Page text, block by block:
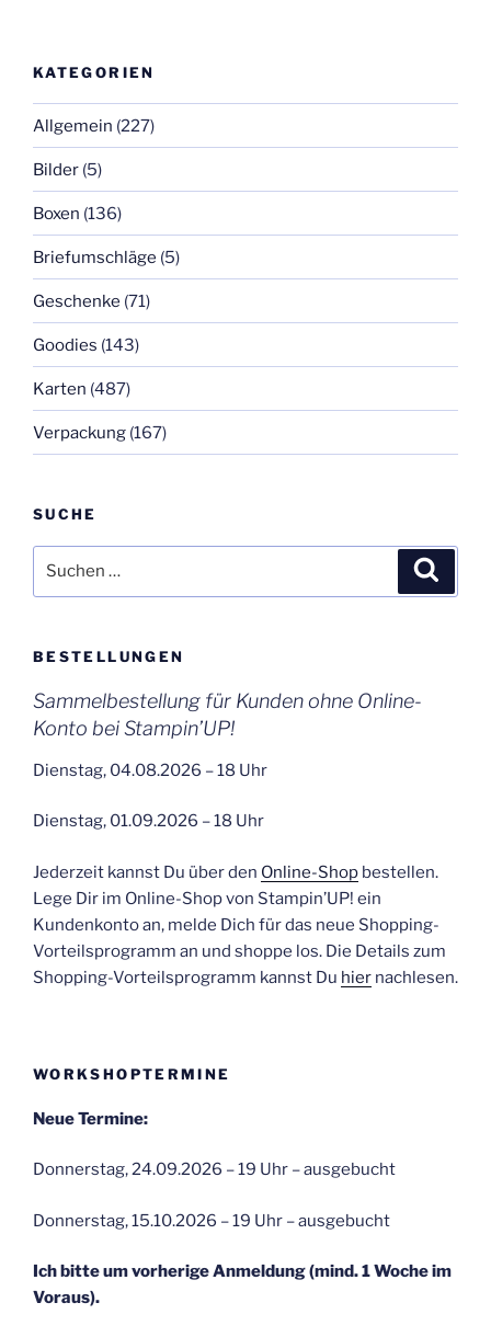
KATEGORIEN
Allgemein (227)
Bilder (5)
Boxen (136)
Briefumschläge (5)
Geschenke (71)
Goodies (143)
Karten (487)
Verpackung (167)
SUCHE
nach:
BESTELLUNGEN
Sammelbestellung für Kunden ohne Online-
Konto bei Stampin’UP!
Dienstag, 04.08.2026 – 18 Uhr
Dienstag, 01.09.2026 – 18 Uhr
Jederzeit kannst Du über den Online-Shop bestellen.
Lege Dir im Online-Shop von Stampin’UP! ein
Kundenkonto an, melde Dich für das neue Shopping-
Vorteilsprogramm an und shoppe los. Die Details zum
Shopping-Vorteilsprogramm kannst Du hier nachlesen.
WORKSHOPTERMINE
Neue Termine:
Donnerstag, 24.09.2026 – 19 Uhr – ausgebucht
Donnerstag, 15.10.2026 – 19 Uhr – ausgebucht
Ich bitte um vorherige Anmeldung (mind. 1 Woche im
Voraus).